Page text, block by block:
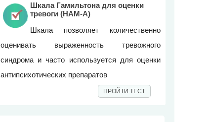
Шкала Гамильтона для оценки
тревоги (HAM-A)
Шкала позволяет количественно
оценивать выраженность тревожного
синдрома и часто используется для оценки
антипсихотических препаратов
ПРОЙТИ ТЕСТ